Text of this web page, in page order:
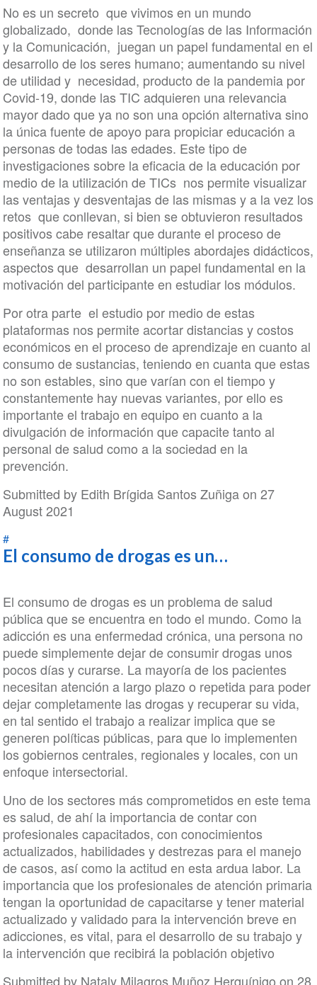
No es un secreto que vivimos en un mundo
globalizado, donde las Tecnologías de las Información
y la Comunicación, juegan un papel fundamental en el
desarrollo de los seres humano; aumentando su nivel
de utilidad y necesidad, producto de la pandemia por
Covid-19, donde las TIC adquieren una relevancia
mayor dado que ya no son una opción alternativa sino
la única fuente de apoyo para propiciar educación a
personas de todas las edades. Este tipo de
investigaciones sobre la eficacia de la educación por
medio de la utilización de TICs nos permite visualizar
las ventajas y desventajas de las mismas y a la vez los
retos que conllevan, si bien se obtuvieron resultados
positivos cabe resaltar que durante el proceso de
enseñanza se utilizaron múltiples abordajes didácticos,
aspectos que desarrollan un papel fundamental en la
motivación del participante en estudiar los módulos.
Por otra parte el estudio por medio de estas
plataformas nos permite acortar distancias y costos
económicos en el proceso de aprendizaje en cuanto al
consumo de sustancias, teniendo en cuanta que estas
no son estables, sino que varían con el tiempo y
constantemente hay nuevas variantes, por ello es
importante el trabajo en equipo en cuanto a la
divulgación de información que capacite tanto al
personal de salud como a la sociedad en la
prevención.
Submitted by Edith Brígida Santos Zuñigaon 27
August 2021
#
El consumo de drogas es un…
El consumo de drogas es un problema de salud
pública que se encuentra en todo el mundo. Como la
adicción es una enfermedad crónica, una persona no
puede simplemente dejar de consumir drogas unos
pocos días y curarse. La mayoría de los pacientes
necesitan atención a largo plazo o repetida para poder
dejar completamente las drogas y recuperar su vida,
en tal sentido el trabajo a realizar implica que se
generen políticas públicas, para que lo implementen
los gobiernos centrales, regionales y locales, con un
enfoque intersectorial.
Uno de los sectores más comprometidos en este tema
es salud, de ahí la importancia de contar con
profesionales capacitados, con conocimientos
actualizados, habilidades y destrezas para el manejo
de casos, así como la actitud en esta ardua labor. La
importancia que los profesionales de atención primaria
tengan la oportunidad de capacitarse y tener material
actualizado y validado para la intervención breve en
adicciones, es vital, para el desarrollo de su trabajo y
la intervención que recibirá la población objetivo
Submitted by Nataly Milagros Muñoz Herquínigo on 28